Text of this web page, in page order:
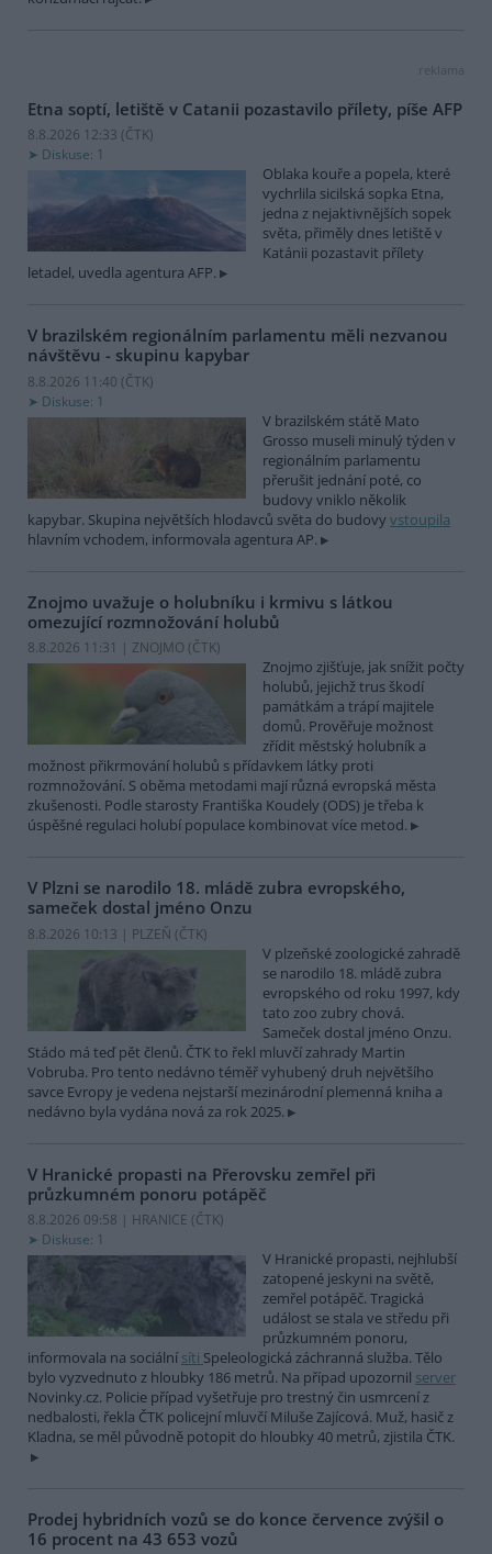
reklama
Etna soptí, letiště v Catanii pozastavilo přílety, píše AFP
8.8.2026 12:33 (ČTK)
Diskuse: 1
Oblaka kouře a popela, které
vychrlila sicilská sopka Etna,
jedna z nejaktivnějších sopek
světa, přiměly dnes letiště v
Katánii pozastavit přílety
letadel, uvedla agentura AFP.
V brazilském regionálním parlamentu měli nezvanou
návštěvu - skupinu kapybar
8.8.2026 11:40 (ČTK)
Diskuse: 1
V brazilském státě Mato
Grosso museli minulý týden v
regionálním parlamentu
přerušit jednání poté, co
budovy vniklo několik
kapybar. Skupina největších hlodavců světa do budovy vstoupila
hlavním vchodem, informovala agentura AP.
Znojmo uvažuje o holubníku i krmivu s látkou
omezující rozmnožování holubů
8.8.2026 11:31 | ZNOJMO (ČTK)
Znojmo zjišťuje, jak snížit počty
holubů, jejichž trus škodí
památkám a trápí majitele
domů. Prověřuje možnost
zřídit městský holubník a
možnost přikrmování holubů s přídavkem látky proti
rozmnožování. S oběma metodami mají různá evropská města
zkušenosti. Podle starosty Františka Koudely (ODS) je třeba k
úspěšné regulaci holubí populace kombinovat více metod.
V Plzni se narodilo 18. mládě zubra evropského,
sameček dostal jméno Onzu
8.8.2026 10:13 | PLZEŇ (ČTK)
V plzeňské zoologické zahradě
se narodilo 18. mládě zubra
evropského od roku 1997, kdy
tato zoo zubry chová.
Sameček dostal jméno Onzu.
Stádo má teď pět členů. ČTK to řekl mluvčí zahrady Martin
Vobruba. Pro tento nedávno téměř vyhubený druh největšího
savce Evropy je vedena nejstarší mezinárodní plemenná kniha a
nedávno byla vydána nová za rok 2025.
V Hranické propasti na Přerovsku zemřel při
průzkumném ponoru potápěč
8.8.2026 09:58 | HRANICE (ČTK)
Diskuse: 1
V Hranické propasti, nejhlubší
zatopené jeskyni na světě,
zemřel potápěč. Tragická
událost se stala ve středu při
průzkumném ponoru,
informovala na sociální síti Speleologická záchranná služba. Tělo
bylo vyzvednuto z hloubky 186 metrů. Na případ upozornil server
Novinky.cz. Policie případ vyšetřuje pro trestný čin usmrcení z
nedbalosti, řekla ČTK policejní mluvčí Miluše Zajícová. Muž, hasič z
Kladna, se měl původně potopit do hloubky 40 metrů, zjistila ČTK.
Prodej hybridních vozů se do konce července zvýšil o
16 procent na 43 653 vozů